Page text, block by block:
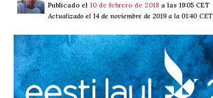
Publicado el 10 de febrero de 2018 a las 19:05 CET
Actualizado el 14 de noviembre de 2019 a la 01:40 CET